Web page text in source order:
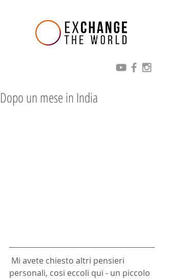
Dopo un mese in India
personali, cosi eccoli qui - un piccolo